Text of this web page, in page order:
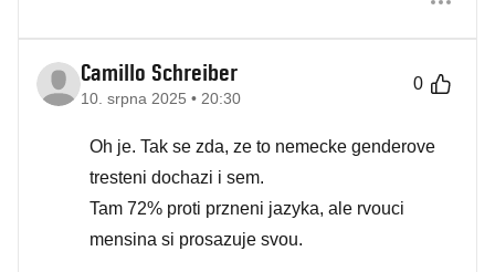
Camillo Schreiber
10. srpna 2025 • 20:30
0
Oh je. Tak se zda, ze to nemecke genderove
tresteni dochazi i sem.
Tam 72% proti przneni jazyka, ale rvouci
mensina si prosazuje svou.